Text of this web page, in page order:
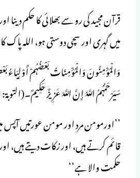
قرآن مجید کی رو سے بھلائی کا حکم
میں گہری اور سچی دوستی ہو، اللہ پاک
وَالْمُؤْمِنُونَ وَالْمُؤْمِنَاتُ بَعْضُہُمْ أَوْلِیَاءُ
سَیَرْحَمُہُمُ اللَّہُ إِنَّ اللَّہَ عَزِیزٌ حَکِیمٌ۔(التوبۃ:71)
’’اورمومن مرد اور مومن عورتیں آپس
قائم کرتے ہیں، اور زکات دیتے ہیں،
حکمت والا ہے‘‘